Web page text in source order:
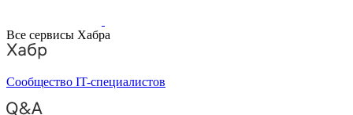
Все сервисы Хабра
Сообщество IT-специалистов